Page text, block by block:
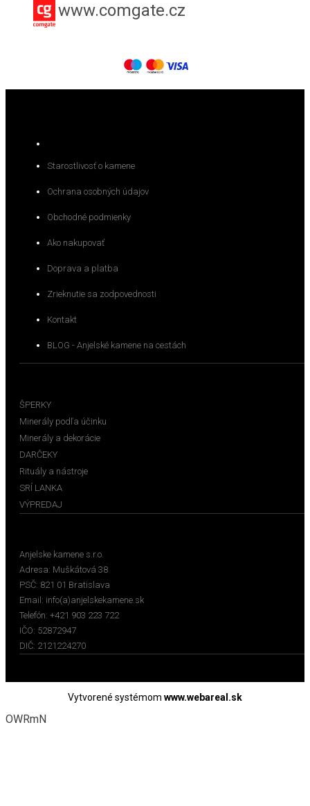
www.comgate.cz
Starostlivosť o kamene
Ochrana osobných údajov
Obchodné podmienky
Ako nakupovať
Doprava a platba
Zrieknutie sa zodpovednosti
Kontakt
BLOG - Anjelské kamene na cestách
ŠPERKY
Minerály podľa účinku
Minerály a dekorácie
DARČEKY
Rituály a nástroje
SRÍ LANKA
VÝPREDAJ
Anjelske kamene s.r.o.
Adresa: Muškátová 38
PSČ: 821 01 Bratislava
Email: info(a)anjelskekamene.sk
Telefón: +421 903 223 722
IČO: 52872947
DIČ: 2121224270
Vytvorené systémom www.webareal.sk
OWRmN